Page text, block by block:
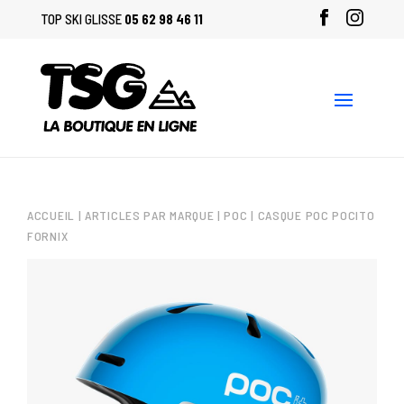
TOP SKI GLISSE 05 62 98 46 11
ACCUEIL |ARTICLES PAR MARQUE |POC | CASQUE POC POCITO
FORNIX